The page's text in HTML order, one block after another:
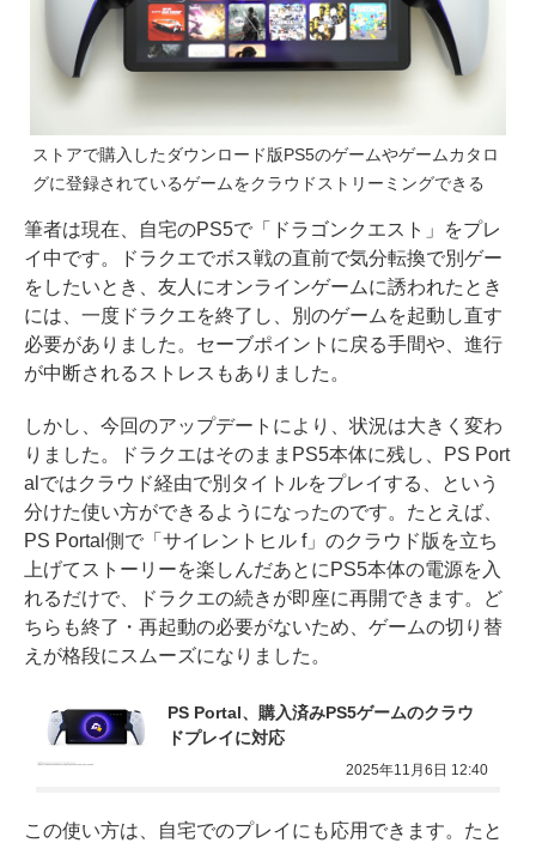
ストアで購入したダウンロード版PS5のゲームやゲームカタロ
グに登録されているゲームをクラウドストリーミングできる
筆者は現在、自宅のPS5で「ドラゴンクエスト」をプレ
イ中です。ドラクエでボス戦の直前で気分転換で別ゲー
をしたいとき、友人にオンラインゲームに誘われたとき
には、一度ドラクエを終了し、別のゲームを起動し直す
必要がありました。セーブポイントに戻る手間や、進行
が中断されるストレスもありました。
しかし、今回のアップデートにより、状況は大きく変わ
りました。ドラクエはそのままPS5本体に残し、PS Port
alではクラウド経由で別タイトルをプレイする、という
分けた使い方ができるようになったのです。たとえば、
PS Portal側で「サイレントヒル f」のクラウド版を立ち
上げてストーリーを楽しんだあとにPS5本体の電源を入
れるだけで、ドラクエの続きが即座に再開できます。ど
ちらも終了・再起動の必要がないため、ゲームの切り替
えが格段にスムーズになりました。
PS Portal、購入済みPS5ゲームのクラウ
ドプレイに対応
2025年11月6日 12:40
この使い方は、自宅でのプレイにも応用できます。たと